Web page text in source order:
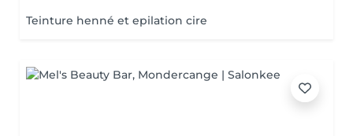
Teinture henné et epilation cire